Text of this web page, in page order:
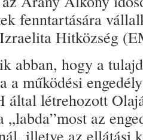
fenntartására
Hitközség
abban, hogy a
a működési
által létrehozott
az
illetve az ellátási